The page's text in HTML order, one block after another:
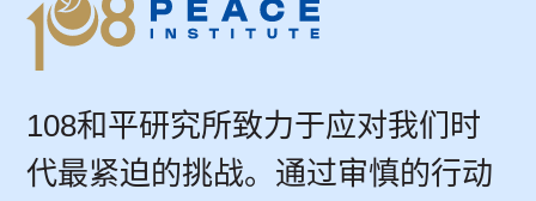
108和平研究所致力于应对我们时
代最紧迫的挑战。通过审慎的行动